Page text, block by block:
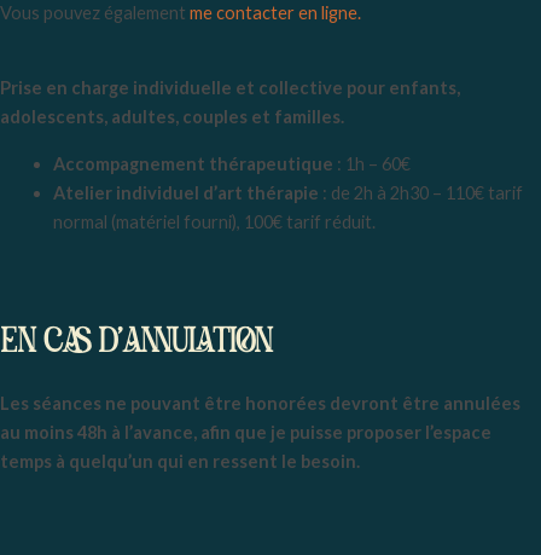
Vous pouvez également me contacter en ligne.
Prise en charge individuelle et collective pour enfants,
adolescents, adultes, couples et familles.
Accompagnement thérapeutique : 1h – 60€
Atelier individuel d’art thérapie : de 2h à 2h30 – 110€ tarif
normal (matériel fourni), 100€ tarif réduit.
EN CAS D’ANNULATION
Les séances ne pouvant être honorées devront être annulées
au moins 48h à l’avance, afin que je puisse proposer l’espace
temps à quelqu’un qui en ressent le besoin.